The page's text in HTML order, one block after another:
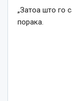
„Затоа што го
порака.